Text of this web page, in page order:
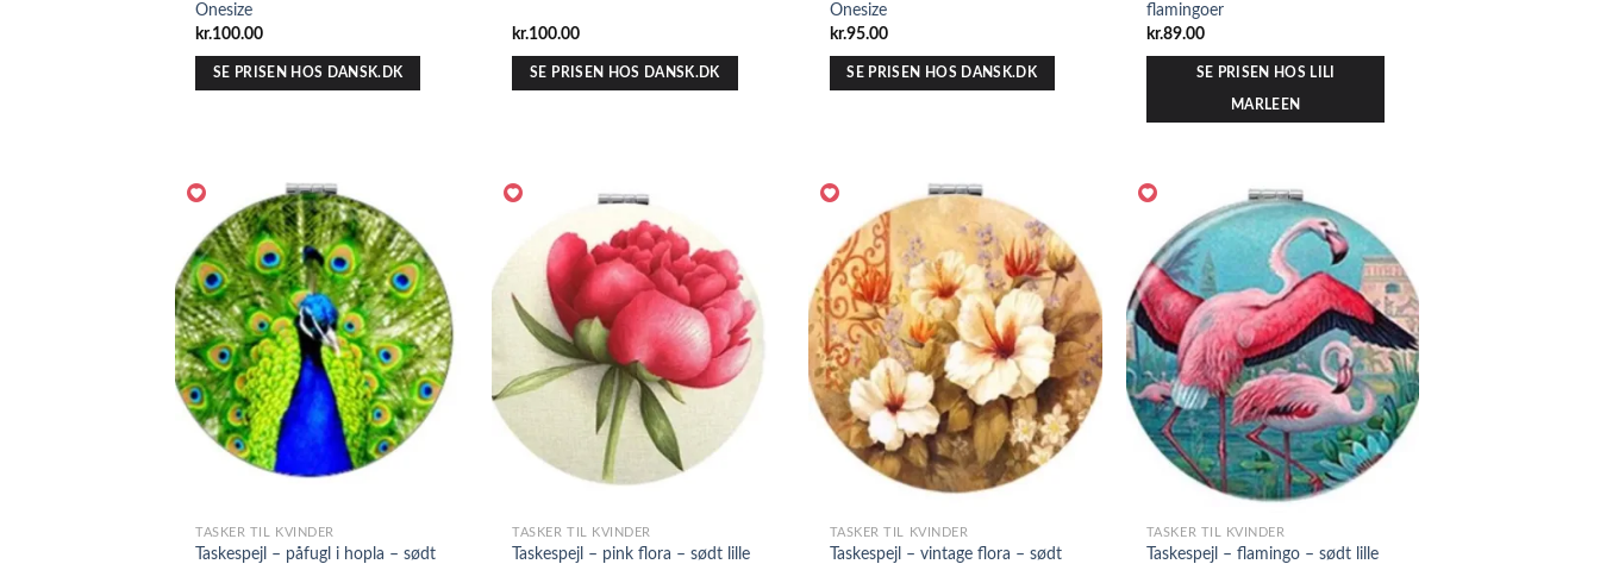
Onesize
kr.100.00
SE PRISEN HOS DANSK.DK
kr.100.00
SE PRISEN HOS DANSK.DK
Onesize
kr.95.00
SE PRISEN HOS DANSK.DK
flamingoer
kr.89.00
SE PRISEN HOS LILI
MARLEEN
TASKER TIL KVINDER
Taskespejl – påfugl i hopla – sødt
TASKER TIL KVINDER
Taskespejl – pink flora – sødt lille
TASKER TIL KVINDER
Taskespejl – vintage flora – sødt
TASKER TIL KVINDER
Taskespejl – flamingo – sødt lille